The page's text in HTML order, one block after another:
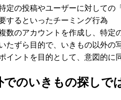
定の投稿やユーザーに対しての
するといったチーミング行為
数のアカウントを作成し、特定
たずら目的で、いきもの以外の
イントを目的として、意図的に
でのいきもの探しで